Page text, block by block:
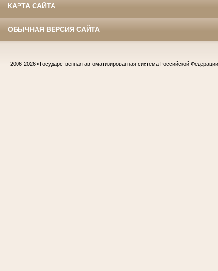
КАРТА САЙТА
ОБЫЧНАЯ ВЕРСИЯ САЙТА
2006-2026 «Государственная автоматизированная система Российской